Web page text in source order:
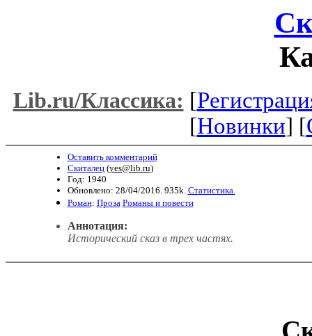
Lib.ru/Классика: [
[Новинки] [
Оставить комментарий
Скиталец(yes@lib.ru)
Год: 1940
Обновлено: 28/04/2016. 935k. Статистика.
Роман: Проза Романы и повести
Аннотация:
Исторический сказ в трех частях.